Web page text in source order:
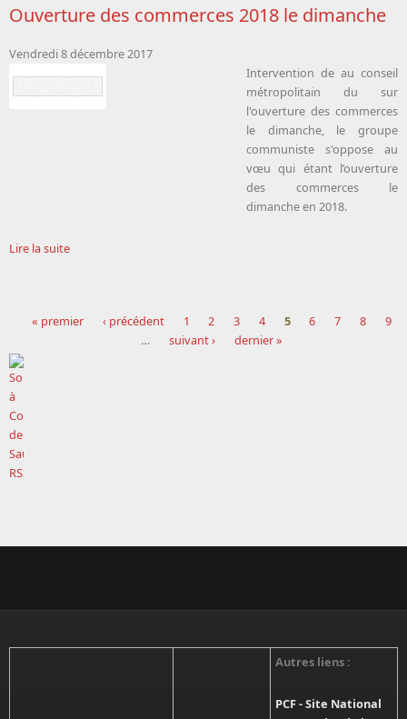
Ouverture des commerces 2018 le dimanche
Vendredi 8 décembre 2017
Intervention de au conseil
métropolitain du sur
l'ouverture des commerces
le dimanche, le groupe
communiste s'oppose au
vœu qui étant l’ouverture
des commerces le
dimanche en 2018.
Lire la suite
« premier ‹ précédent 1 2 3 4 5 6 7 8
9
…
suivant › dernier »
Autres liens :
PCF - Site National